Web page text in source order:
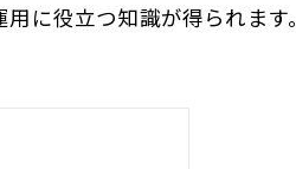
に役立つ知識が得られます。